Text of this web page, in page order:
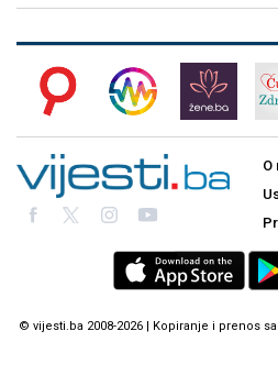
O
© vijesti.ba 2008-2026 | Kopiranje i prenos